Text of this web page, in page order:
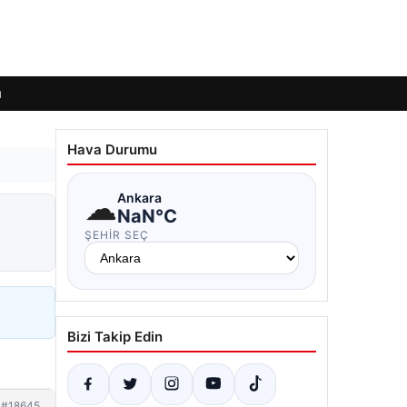
Hava Durumu
☁Ankara
NaN°C
ŞEHIR SEÇ
Bizi Takip Edin